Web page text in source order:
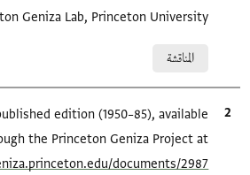
Geniza Lab, Princeton University.
المناقشة
الاقتباس المرجعي
edition (1950–85), available
the Princeton Geniza Project at
documents/2987/